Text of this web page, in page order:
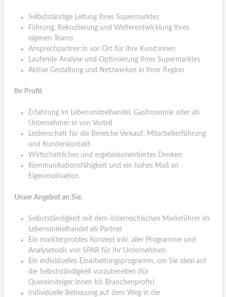
Selbstständige Leitung Ihres Supermarktes
Führung, Rekrutierung und Weiterentwicklung Ihres
eigenen Teams
Ansprechpartner:in vor Ort für Ihre Kund:innen
Laufende Analyse und Optimierung Ihres Supermarktes
Aktive Gestaltung und Netzwerken in Ihrer Region
Ihr Profil:
Erfahrung im Lebensmittelhandel, Gastronomie oder als
Unternehmer:in von Vorteil
Leidenschaft für die Bereiche Verkauf, Mitarbeiterführung
und Kundenkontakt
Wirtschaftliches und ergebnisorientiertes Denken
Kommunikationsfähigkeit und ein hohes Maß an
Eigenmotivation
Unser Angebot an Sie:
Selbstständigkeit mit dem österreichischen Marktführer im
Lebensmittelhandel als Partner
Ein markterprobtes Konzept inkl. aller Programme und
Analysetools von SPAR für Ihr Unternehmen
Ein individuelles Einarbeitungsprogramm, um Sie ideal auf
die Selbstständigkeit vorzubereiten (für
Quereinsteiger:innen bis Branchenprofis)
Individuelle Betreuung auf dem Weg in die